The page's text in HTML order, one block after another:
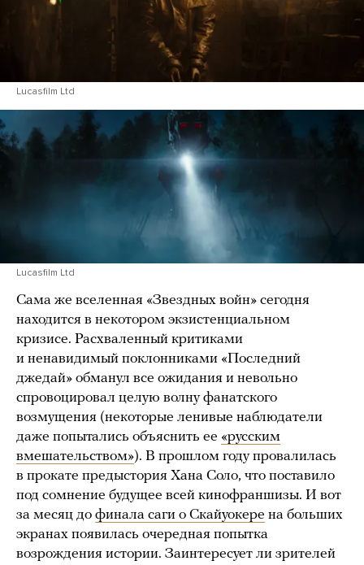
Lucasfilm Ltd
Lucasfilm Ltd
Сама же вселенная «Звездных войн» сегодня
находится в некотором экзистенциальном
кризисе. Расхваленный критиками
и ненавидимый поклонниками «Последний
джедай» обманул все ожидания и невольно
спровоцировал целую волну фанатского
возмущения (некоторые ленивые наблюдатели
даже попытались объяснить ее «русским
вмешательством»). В прошлом году провалилась
в прокате предыстория Хана Соло, что поставило
под сомнение будущее всей кинофраншизы. И вот
за месяц до финала саги о Скайуокере на больших
экранах появилась очередная попытка
возрождения истории. Заинтересует ли зрителей